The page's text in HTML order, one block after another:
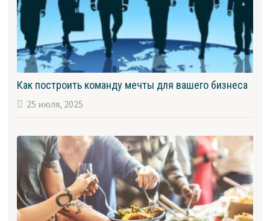
Как построить команду мечты для вашего бизнеса
25 июля, 2025